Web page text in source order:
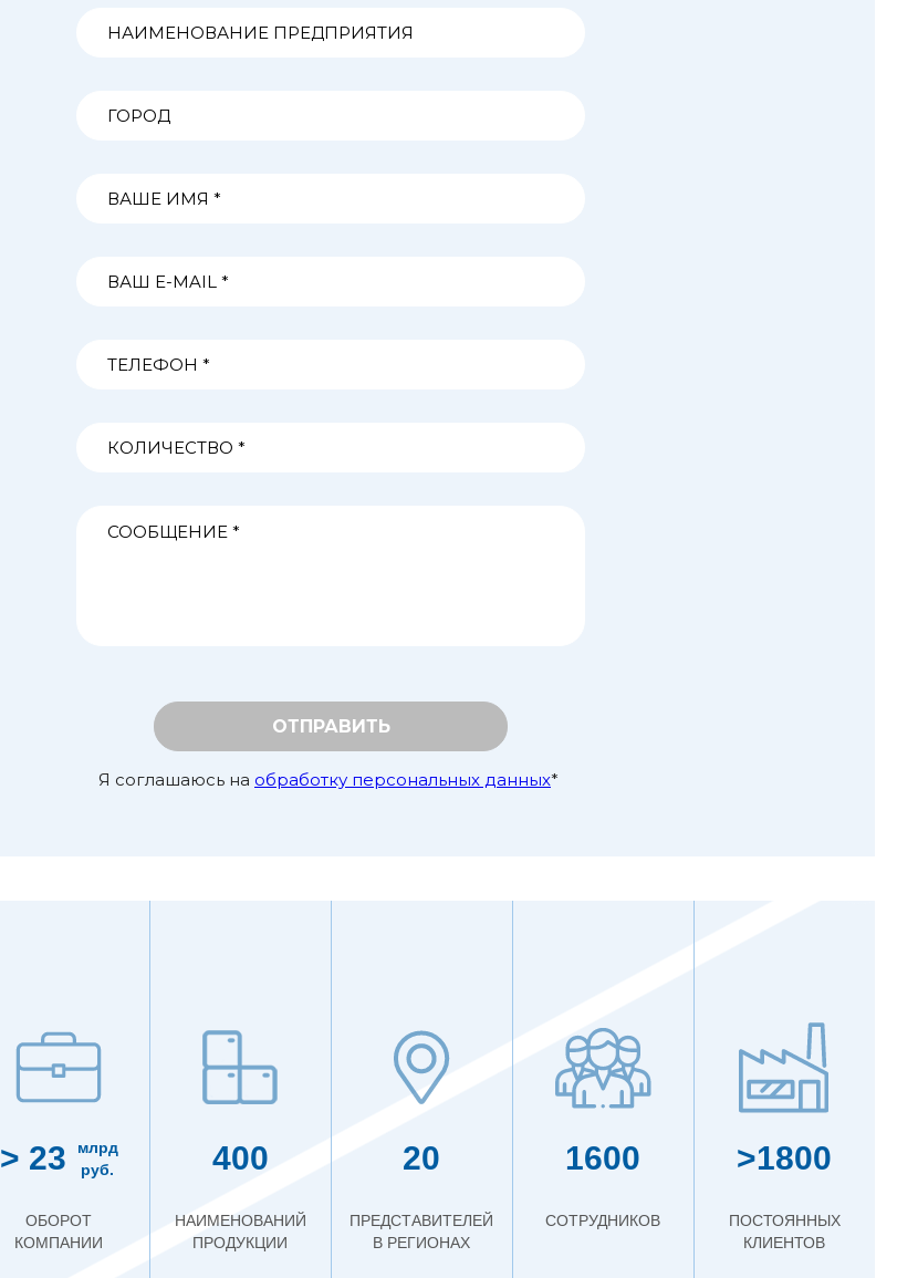
ОТПРАВИТЬ
Я соглашаюсь на обработку персональных данных*
> 23
млрд
руб.
ОБОРОТ
КОМПАНИИ
400
НАИМЕНОВАНИЙ
ПРОДУКЦИИ
20
ПРЕДСТАВИТЕЛЕЙ
В РЕГИОНАХ
1600
СОТРУДНИКОВ
>1800
ПОСТОЯННЫХ
КЛИЕНТОВ